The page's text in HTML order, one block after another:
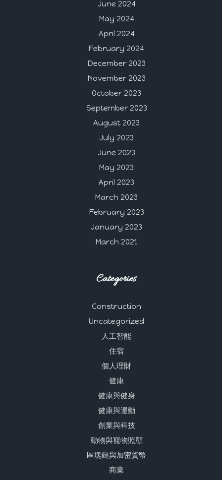
June 2024
May 2024
April 2024
February 2024
December 2023
November 2023
October 2023
September 2023
August 2023
July 2023
June 2023
May 2023
April 2023
March 2023
February 2023
January 2023
March 2021
Categories
Construction
Uncategorized
人工智能
住宿
個人理財
健康
健康與健身
健康與運動
創業與科技
動物與寵物照顧
區塊鏈與加密貨幣
商業